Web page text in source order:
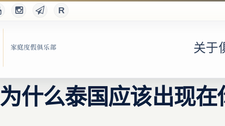
关于
为什么泰国应该出现在